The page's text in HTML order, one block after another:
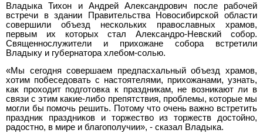
Владыка Тихон и Андрей Александрович после рабочей
встречи в здании Правительства Новосибирской области
совершили объезд нескольких православных храмов,
первым их которых стал Александро-Невский собор.
Священнослужители и прихожане собора встретили
Владыку и губернатора хлебом-солью.
«Мы сегодня совершаем предпасхальный объезд храмов,
хотим побеседовать с настоятелями, прихожанами, узнать,
как проходит подготовка к праздникам, не возникают ли в
связи с этим какие-либо препятствия, проблемы, которые мы
могли бы помочь решить. Потому что очень важно встретить
праздник праздников и торжество из торжеств достойно,
радостно, в мире и благополучии», - сказал Владыка.